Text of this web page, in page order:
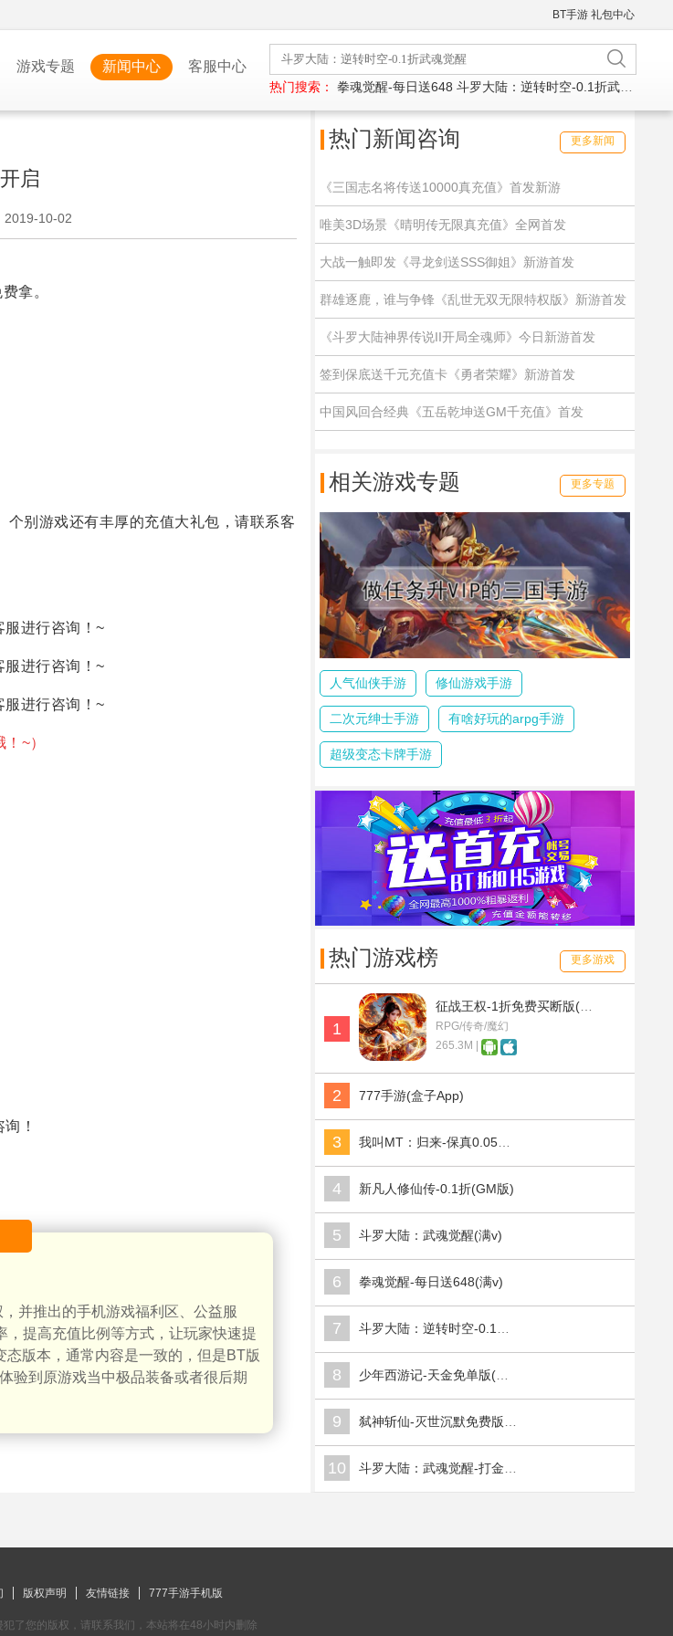
BT手游 礼包中心
游戏专题 新闻中心 客服中心
热门搜索： 拳魂觉醒-每日送648 斗罗大陆：逆转时空-0.1折武魂觉醒
启
10-02
拿。
别游戏还有丰厚的充值大礼包，请联系客
服进行咨询！~
服进行咨询！~
服进行咨询！~
~）
！
并推出的手机游戏福利区、公益服
提高充值比例等方式，让玩家快速提
版本，通常内容是一致的，但是BT版
验到原游戏当中极品装备或者很后期
热门新闻咨询 更多新闻
《三国志名将传送10000真充值》首发新游
唯美3D场景《晴明传无限真充值》全网首发
大战一触即发《寻龙剑送SSS御姐》新游首发
群雄逐鹿，谁与争锋《乱世无双无限特权版》新游首发
《斗罗大陆神界传说II开局全魂师》今日新游首发
签到保底送千元充值卡《勇者荣耀》新游首发
中国风回合经典《五岳乾坤送GM千充值》首发
相关游戏专题 更多专题
人气仙侠手游 修仙游戏手游
二次元绅士手游 有啥好玩的arpg手游
超级变态卡牌手游
热门游戏榜 更多游戏
1
RPG/传奇/魔幻
265.3M |
2 777手游(盒子App)
3
4 新凡人修仙传-0.1折(GM版)
5 斗罗大陆：武魂觉醒(满v)
6 拳魂觉醒-每日送648(满v)
7
8
9
10
版权声明 友情链接 777手游手机版
了您的版权，请联系我们，本站将在48小时内删除